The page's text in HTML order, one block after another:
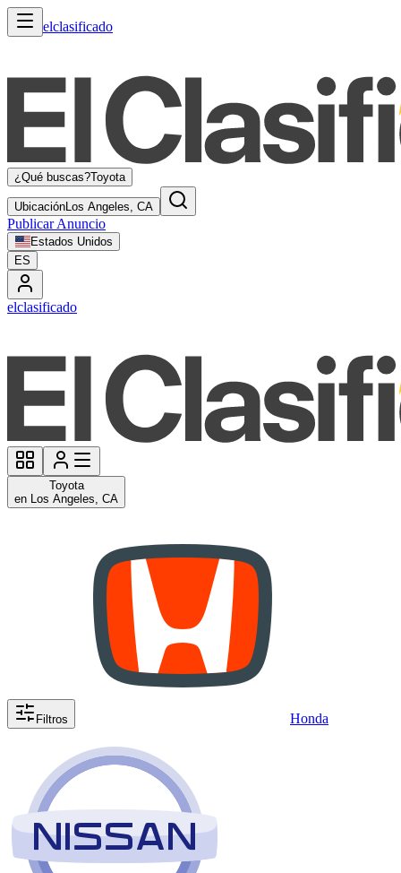
elclasificado
¿Qué buscas?Toyota
UbicaciónLos Angeles, CA
Publicar Anuncio
Estados Unidos
ES
elclasificado
Toyota
en Los Angeles, CA
Filtros Honda